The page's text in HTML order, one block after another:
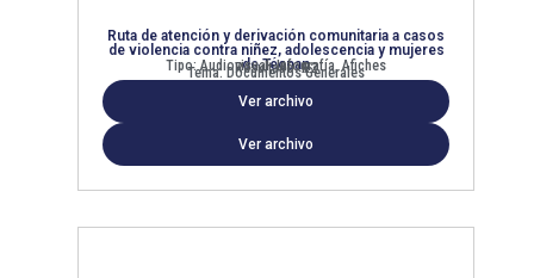
Ruta de atención y derivación comunitaria a casos
de violencia contra niñez, adolescencia y mujeres
de Técpan
Tema: Documentos Generales
Resultado: R2
Tipo: Audiovisual, Infografía, Afiches
Ver archivo
Ver archivo